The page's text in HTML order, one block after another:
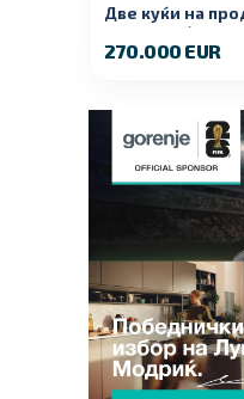
Две куќи на
Ноември
270.000 EUR